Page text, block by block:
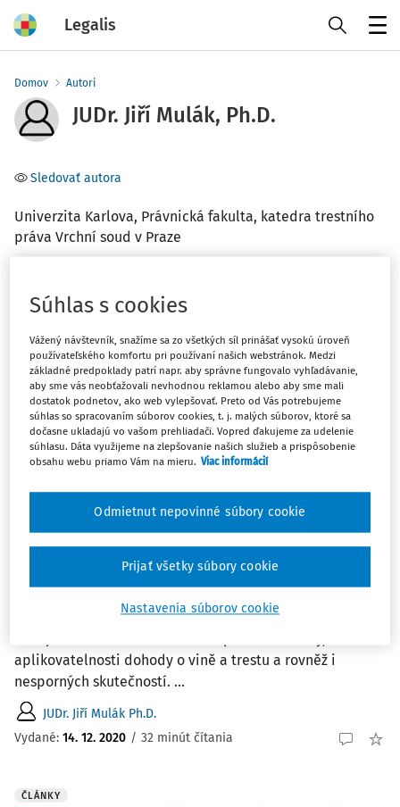
Legalis
Domov Autori
JUDr. Jiří Mulák, Ph.D.
Sledovať autora
Univerzita Karlova, Právnická fakulta, katedra trestního
práva Vrchní soud v Praze
Trestné právo(2)
Filter
Počet vyhľadaných dokumentov:2
Zoradiť podľa
Posílení spornosti trestního řízení ve
světle aktuální novely trestního řádu
které přinesla aktuální novela trestních předpisů. Jedná
aplikovatelnosti dohody o vině a trestu a rovněž i
nesporných skutečností. ...
JUDr. Jiří Mulák Ph.D.
Vydané: 14. 12. 2020 / 32 minút čítania
ČLÁNKY
Súhlas s cookies
Vážený návštevník, snažíme sa zo všetkých síl prinášať vysokú úroveň
používateľského komfortu pri používaní našich webstránok. Medzi
základné predpoklady patrí napr. aby správne fungovalo vyhľadávanie,
aby sme vás neobťažovali nevhodnou reklamou alebo aby sme mali
dostatok podnetov, ako web vylepšovať. Preto od Vás potrebujeme
súhlas so spracovaním súborov cookies, t. j. malých súborov, ktoré sa
dočasne ukladajú vo vašom prehliadači. Vopred ďakujeme za udelenie
súhlasu. Dáta využijeme na zlepšovanie našich služieb a prispôsobenie
obsahu webu priamo Vám na mieru. Viac informácií
Nastavenia súborov cookie
Odmietnut nepovinné súbory cookie
Prijať všetky súbory cookie